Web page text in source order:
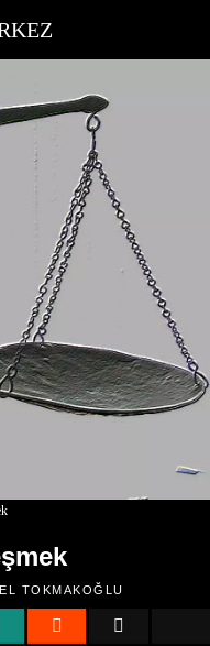
TOKMAKOĞLU